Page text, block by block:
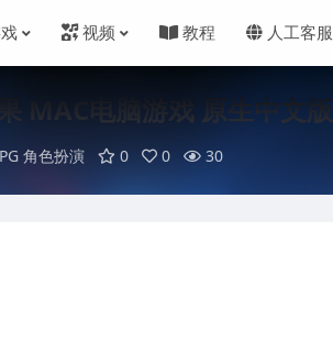
视频 教程 人工客服
MAC电脑游戏 原生中文版
角色扮演 0 0 30